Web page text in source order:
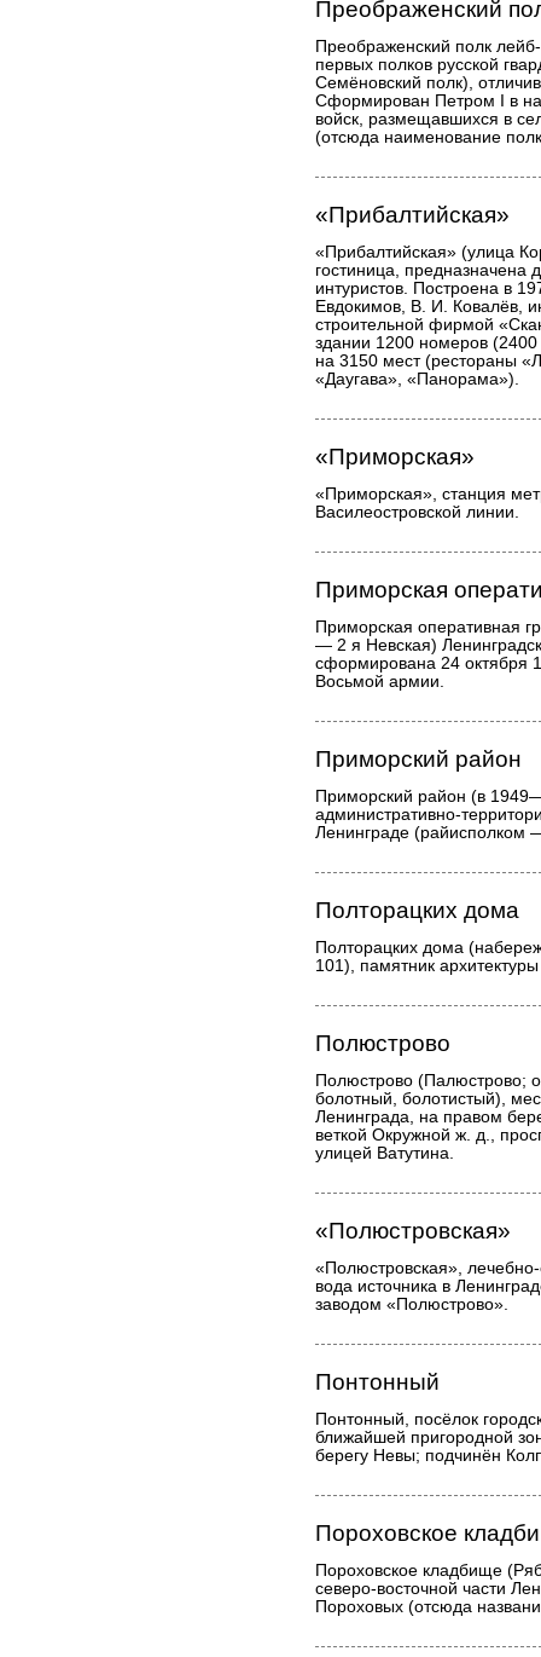
Преображенский
Преображенский полк
первых полков русской
Семёновский полк),
Сформирован Петром I в
войск, размещавшихся в
(отсюда наименование
«Прибалтийская»
«Прибалтийская» (улица
гостиница, предназначена
интуристов. Построена в
Евдокимов, В. И. Ковалёв,
строительной фирмой
здании 1200 номеров
на 3150 мест (рестораны
«Даугава», «Панорама»).
«Приморская»
«Приморская», станция
Василеостровской линии.
Приморская
Приморская оперативная
— 2 я Невская)
сформирована 24 октября
Восьмой армии.
Приморский район
Приморский район (в
административно-
Ленинграде (райисполком
Полторацких дома
Полторацких дома
101), памятник
Полюстрово
Полюстрово (Палюстрово;
болотный, болотистый),
Ленинграда, на правом
веткой Окружной ж. д.,
улицей Ватутина.
«Полюстровская»
«Полюстровская»,
вода источника в
заводом «Полюстрово».
Понтонный
Понтонный, посёлок
ближайшей пригородной
берегу Невы; подчинён
Пороховское
Пороховское кладбище
северо-восточной части
Пороховых (отсюда